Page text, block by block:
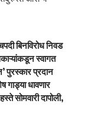
बिनविरोध निवड
स्वागत
पुरस्कार प्रदान
गाड्या धावणार
सोमवारी दापोली,